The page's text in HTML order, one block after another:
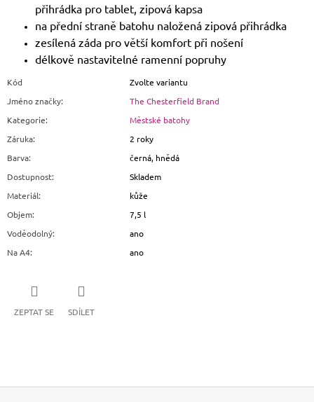
přihrádka pro tablet, zipová kapsa
na přední straně batohu naložená zipová přihrádka
zesílená záda pro větší komfort při nošení
délkově nastavitelné ramenní popruhy
Kód
Zvolte variantu
Jméno značky:
The Chesterfield Brand
Kategorie:
Městské batohy
Záruka:
2 roky
Barva:
černá, hnědá
Dostupnost:
Skladem
Materiál:
kůže
Objem:
7,5 l
Voděodolný:
ano
Na A4: ano
ZEPTAT SE SDÍLET